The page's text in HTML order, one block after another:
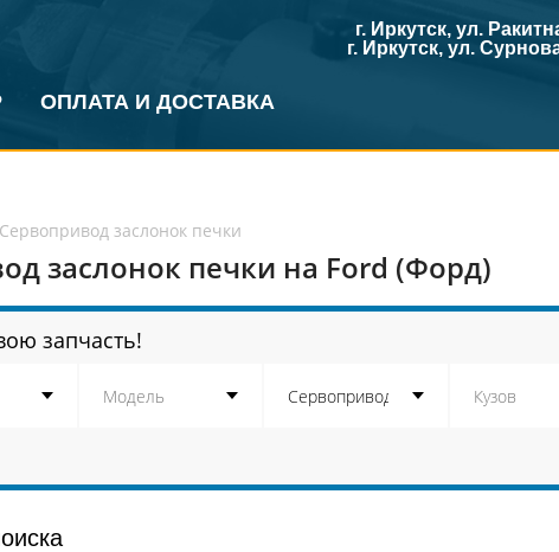
ОПЛАТА И ДОСТАВКА
г. Иркутск, ул.
г. Иркутск, ул.
Сервопривод заслонок печки
заслонок печки на Ford (Форд)
запчасть!